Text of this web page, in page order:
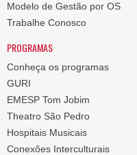
Modelo de Gestão por OS
Trabalhe Conosco
PROGRAMAS
Conheça os programas
GURI
EMESP Tom Jobim
Theatro São Pedro
Hospitais Musicais
Conexões Interculturais